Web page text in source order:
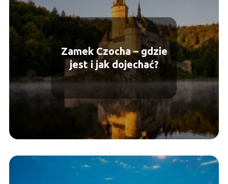
Zamek Czocha – gdzie
jest i jak dojechać?